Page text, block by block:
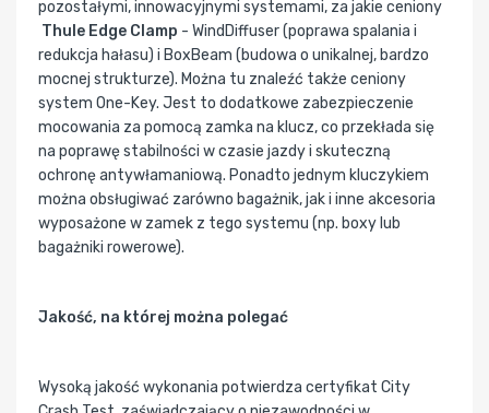
pozostałymi, innowacyjnymi systemami, za jakie ceniony
Thule Edge Clamp - WindDiffuser (poprawa spalania i
redukcja hałasu) i BoxBeam (budowa o unikalnej, bardzo
mocnej strukturze). Można tu znaleźć także ceniony
system One-Key. Jest to dodatkowe zabezpieczenie
mocowania za pomocą zamka na klucz, co przekłada się
na poprawę stabilności w czasie jazdy i skuteczną
ochronę antywłamaniową. Ponadto jednym kluczykiem
można obsługiwać zarówno bagażnik, jak i inne akcesoria
wyposażone w zamek z tego systemu (np. boxy lub
bagażniki rowerowe).
Jakość, na której można polegać
Wysoką jakość wykonania potwierdza certyfikat City